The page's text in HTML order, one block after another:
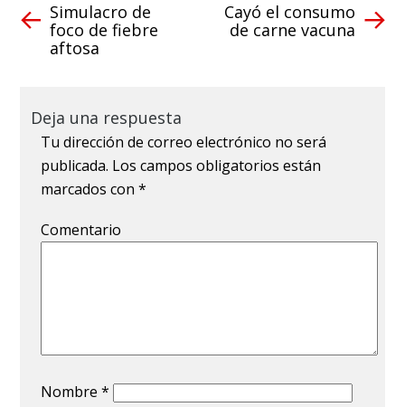
Simulacro de
foco de fiebre
aftosa
Cayó el consumo
de carne vacuna
Deja una respuesta
Tu dirección de correo electrónico no será
publicada. Los campos obligatorios están
marcados con*
Comentario
Nombre*